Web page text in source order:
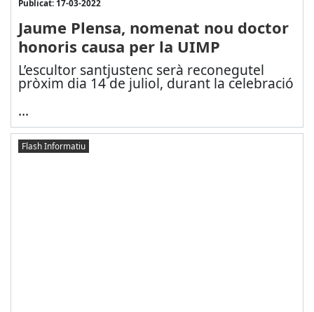
Publicat: 17-03-2022
Jaume Plensa, nomenat nou doctor
honoris causa per la UIMP
L’escultor santjustenc serà reconegutel
pròxim dia 14 de juliol, durant la celebració
...
Flash Informatiu